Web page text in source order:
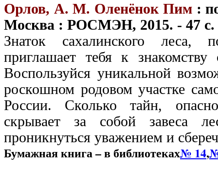
Орлов, А. М. Оленёнок Пим :
Москва : РОСМЭН, 2015. - 47 с.
Знаток сахалинского леса,
приглашает тебя к
Воспользуйся уникальной
роскошном родовом участке
России. Сколько тайн,
скрывает за собой завеса
проникнуться уважением и
Бумажная книга – в библиотеках№ 14,